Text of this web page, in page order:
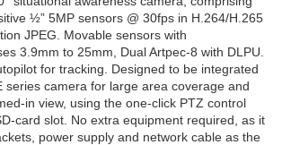
½” 5MP sensors @ 30fps in H.264/H.265
JPEG. Movable sensors with
3.9mm to 25mm, Dual Artpec-8 with DLPU.
for tracking. Designed to be integrated
series camera for large area coverage and
in view, using the one-click PTZ control
card slot. No extra equipment required, as it
power supply and network cable as the